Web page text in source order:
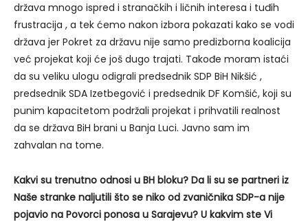
država mnogo ispred i stranačkih i ličnih interesa i tuđih
frustracija , a tek ćemo nakon izbora pokazati kako se vodi
država jer Pokret za državu nije samo predizborna koalicija
već projekat koji će još dugo trajati. Takođe moram istaći
da su veliku ulogu odigrali predsednik SDP BiH Nikšić ,
predsednik SDA Izetbegović i predsednik DF Komšić, koji su
punim kapacitetom podržali projekat i prihvatili realnost
da se država BiH brani u Banja Luci. Javno sam im
zahvalan na tome.
Kakvi su trenutno odnosi u BH bloku? Da li su se partneri iz
Naše stranke naljutili što se niko od zvaničnika SDP-a nije
pojavio na Povorci ponosa u Sarajevu? U kakvim ste Vi